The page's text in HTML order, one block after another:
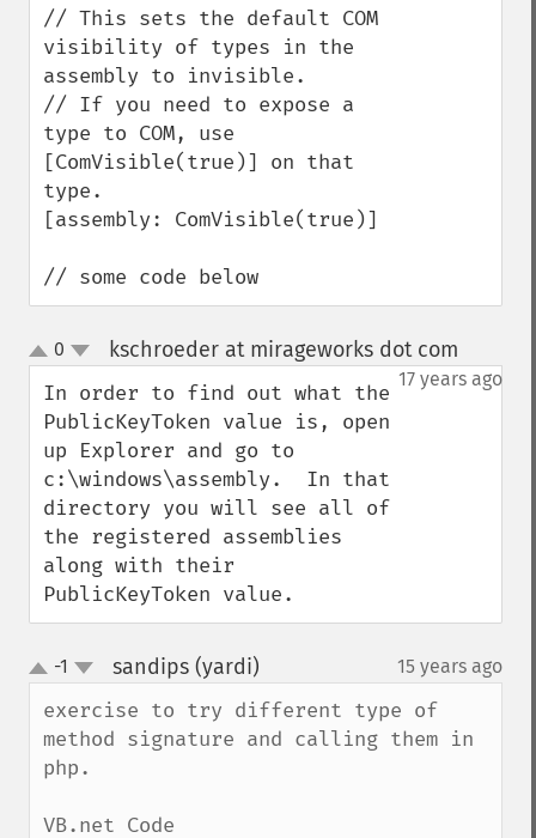
// This sets the default COM
visibility of types in the
assembly to invisible.
// If you need to expose a
type to COM, use
[ComVisible(true)] on that
type.
[assembly: ComVisible(true)]
// some code below
up
down
0 kschroeder at mirageworks dot com
17 years ago
In order to find out what the
PublicKeyToken value is, open
up Explorer and go to
c:\windows\assembly.  In that
directory you will see all of
the registered assemblies
along with their
PublicKeyToken value.
up
down
-1 sandips (yardi) 15 years ago
exercise to try different type of
method signature and calling them in
php.
VB.net Code